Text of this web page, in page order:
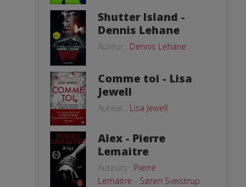
Shutter Island -
Dennis Lehane
Auteur : Dennis Lehane
Comme toi - Lisa
Jewell
Auteur : Lisa Jewell
Alex - Pierre
Lemaitre
Auteurs : Pierre
Lemaitre - Søren Sveistrup